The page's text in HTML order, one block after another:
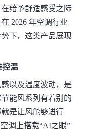
给予舒适感受之际
2026 年空调行业
下，这类产品展现
控温
以及温度波动，是
能风系列有着别的
是让风能够进行
调上搭载“AI之眼”